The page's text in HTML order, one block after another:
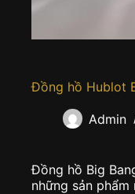
Đồng hồ Hublot
Admin
Đồng hồ Big
những sản